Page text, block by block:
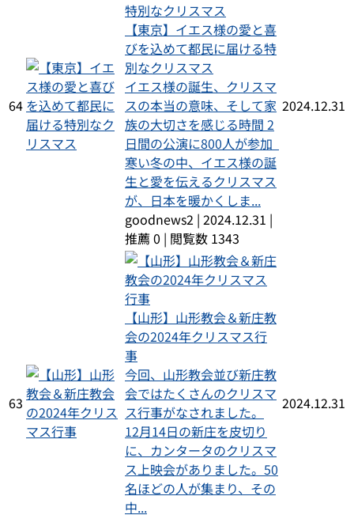
64
【東京】イエス様の愛と喜
びを込めて都民に届ける特
別なクリスマス
イエス様の誕生、クリスマ
スの本当の意味、そして家
族の大切さを感じる時間 2
日間の公演に800人が参加
寒い冬の中、イエス様の誕
生と愛を伝えるクリスマス
が、日本を暖かくしま...
goodnews2 | 2024.12.31 |
推薦 0 | 閲覧数 1343
2024.12.31
63
【山形】山形教会＆新庄教
会の2024年クリスマス行
事
今回、山形教会並び新庄教
会ではたくさんのクリスマ
ス行事がなされました。
12月14日の新庄を皮切り
に、カンタータのクリスマ
ス上映会がありました。50
名ほどの人が集まり、その
中...
2024.12.31